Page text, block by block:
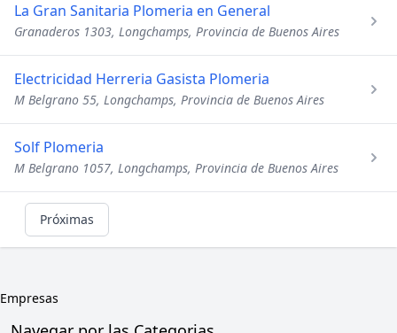
La Gran Sanitaria Plomeria en General
Granaderos 1303, Longchamps, Provincia de Buenos Aires
Electricidad Herreria Gasista Plomeria
M Belgrano 55, Longchamps, Provincia de Buenos Aires
Solf Plomeria
M Belgrano 1057, Longchamps, Provincia de Buenos Aires
Próximas
Empresas